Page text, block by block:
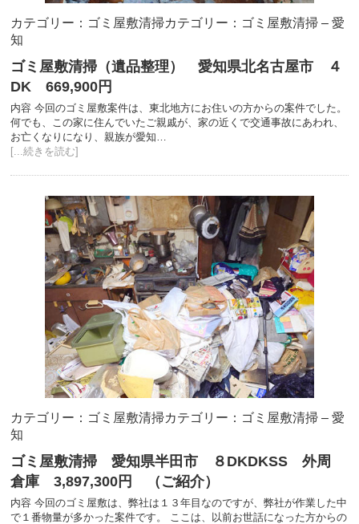
カテゴリー：ゴミ屋敷清掃カテゴリー：ゴミ屋敷清掃 – 愛
知
ゴミ屋敷清掃（遺品整理） 愛知県北名古屋市 ４
DK 669,900円
内容 今回のゴミ屋敷案件は、東北地方にお住いの方からの案件でした。
何でも、この家に住んでいたご親戚が、家の近くで交通事故にあわれ、
お亡くなりになり、親族が愛知…
[...続きを読む]
カテゴリー：ゴミ屋敷清掃カテゴリー：ゴミ屋敷清掃 – 愛
知
ゴミ屋敷清掃 愛知県半田市 ８DKDKSS 外周
倉庫 3,897,300円 （ご紹介）
内容 今回のゴミ屋敷は、弊社は１３年目なのですが、弊社が作業した中
で１番物量が多かった案件です。 ここは、以前お世話になった方からの